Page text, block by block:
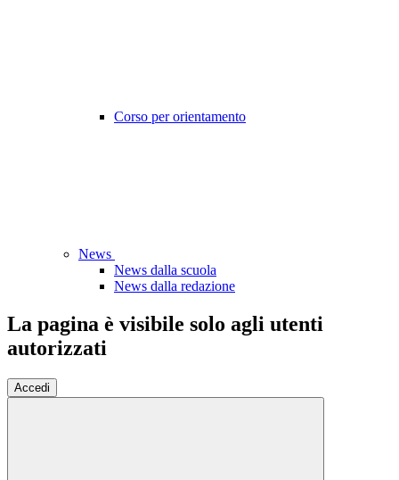
Corso per orientamento
News
News dalla scuola
News dalla redazione
La pagina è visibile solo agli utenti
autorizzati
Accedi